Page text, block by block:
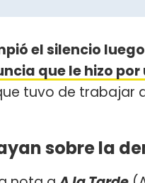
el silencio
que le hizo
tuvo de trabajar
sobre la